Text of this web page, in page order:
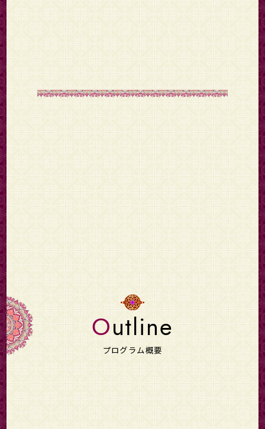
Outline
プログラム概要